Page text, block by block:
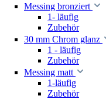
Messing bronziert
1- läufig
Zubehör
30 mm Chrom glanz
1 - läufig
Zubehör
Messing matt
1-läufig
Zubehör